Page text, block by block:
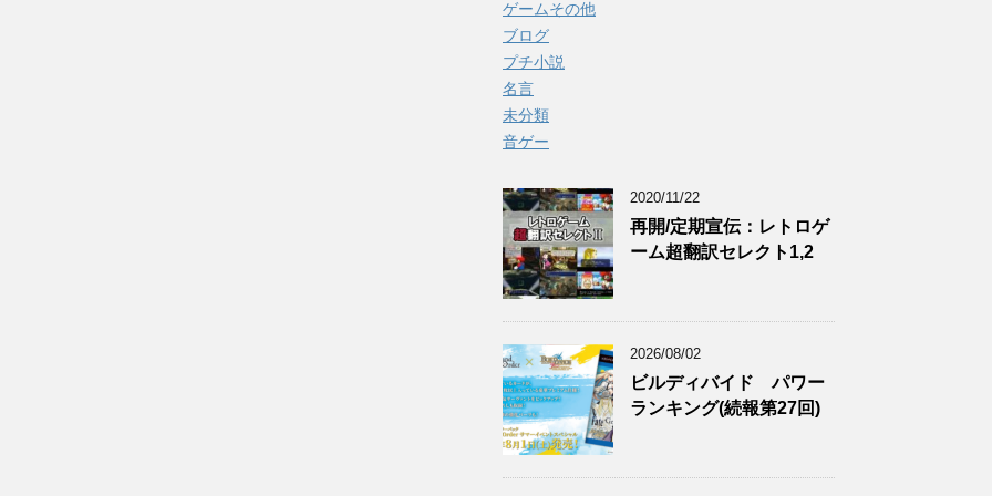
ゲームその他
ブログ
プチ小説
名言
未分類
音ゲー
2020/11/22
再開/定期宣伝：レトロゲ
ーム超翻訳セレクト1,2
2026/08/02
ビルディバイド パワー
ランキング(続報第27回)